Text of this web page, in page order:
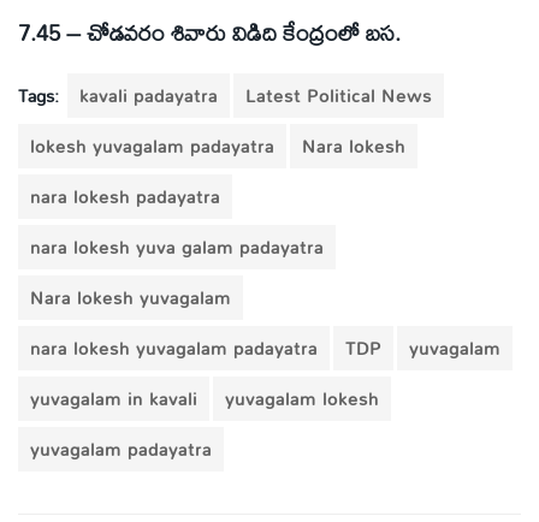
7.45 – చోడవరం శివారు విడిది కేంద్రంలో బస.
Tags: kavali padayatra
Latest Political News
lokesh yuvagalam padayatra
Nara lokesh
nara lokesh padayatra
nara lokesh yuva galam padayatra
Nara lokesh yuvagalam
nara lokesh yuvagalam padayatra
TDP
yuvagalam
yuvagalam in kavali
yuvagalam lokesh
yuvagalam padayatra